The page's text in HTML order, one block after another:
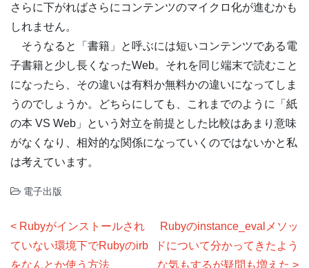
さらに下がればさらにコンテンツのマイクロ化が進むかも
しれません。
そうなると「書籍」と呼ぶには短いコンテンツである電
子書籍と少し長くなったWeb。それを同じ端末で読むこと
になったら、その違いは有料か無料かの違いになってしま
うのでしょうか。どちらにしても、これまでのように「紙
の本 VS Web」という対立を前提とした比較はあまり意味
がなくなり、相対的な関係になっていくのではないかと私
は考えています。
電子出版
投
稿
Rubyがインストールされ
ていない環境下でRubyのirb
をなんとか使う方法
Rubyのinstance_evalメソッ
ドについて分かってきたよう
な気もするが疑問も増えた